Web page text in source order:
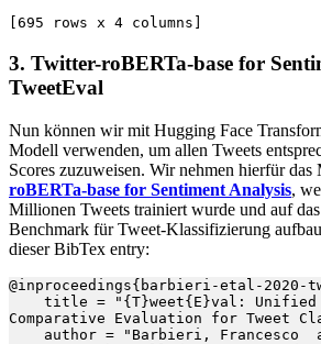
[695 rows x 4 columns]
3. Twitter-roBERTa-base for
TweetEval
Nun können wir mit Hugging Face
Modell verwenden, um allen Tweets
Scores zuzuweisen. Wir nehmen hierfür das
roBERTa-base for Sentiment Analysis,
Millionen Tweets trainiert wurde und auf das
Benchmark für Tweet-Klassifizierung
dieser BibTex entry:
@inproceedings{barbieri-etal-2020-
Comparative Evaluation for Tweet